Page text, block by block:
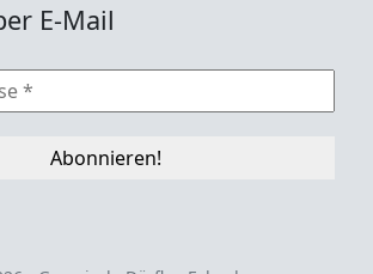
E-Mail